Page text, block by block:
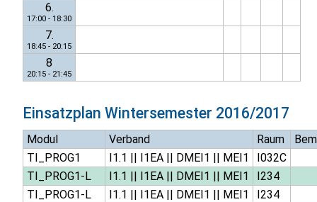
6.
17:00 - 18:30
7.
18:45 - 20:15
8
20:15 - 21:45
Einsatzplan Wintersemester 2016/2017
Modul Verband Raum
TI_PROG1
I1.1 || I1EA|| DMEI1 || MEI1
I032C
TI_PROG1-L
I1.1 || I1EA|| DMEI1 || MEI1
I234
TI_PROG1-L
I1.1 || I1EA|| DMEI1 || MEI1
I234